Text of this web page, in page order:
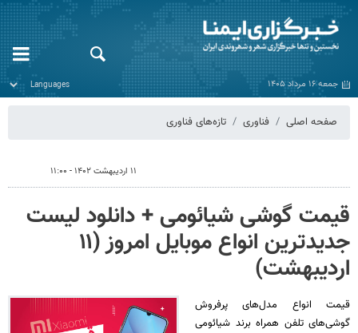
جمعه ۱۶ مرداد ۱۴۰۵
صفحه اصلی فناوری تازه‌های فناوری
۱۱ اردیبهشت ۱۴۰۲ - ۱۱:۰۰
قیمت گوشی‌ شیائومی + دانلود لیست
جدیدترین انواع موبایل امروز (۱۱
اردیبهشت)
قیمت انواع مدل‌های پرفروش
گوشی‌های تلفن همراه برند شیائومی